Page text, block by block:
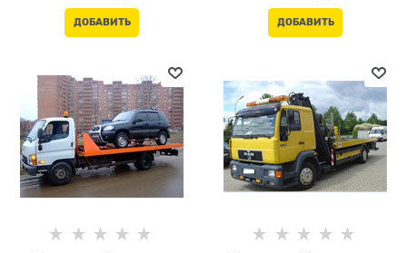
ДОБАВИТЬ ДОБАВИТЬ